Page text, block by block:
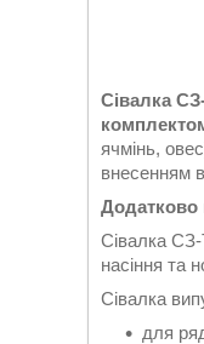
Сівалка
ячмінь,
внесенням
Додатково
Сівалка СЗ-
насіння та
Сівалка
для